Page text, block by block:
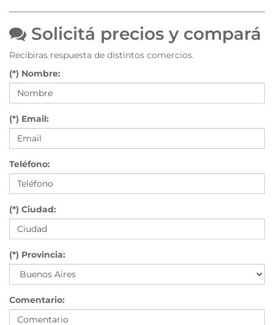
Solicitá precios y compará
Recibiras respuesta de distintos comercios.
(*) Nombre:
(*) Email:
Teléfono:
(*) Ciudad:
(*) Provincia:
Comentario: